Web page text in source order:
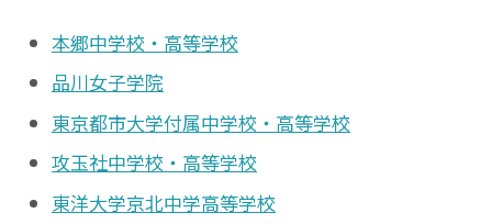
本郷中学校・高等学校
品川女子学院
東京都市大学付属中学校・高等学校
攻玉社中学校・高等学校
東洋大学京北中学高等学校